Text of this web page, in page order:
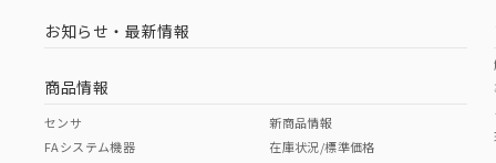
お知らせ・最新情報
商品情報
センサ
FAシステム機器
新商品情報
在庫状況/標準価格